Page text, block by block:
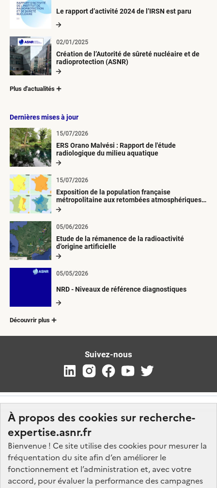
À propos des cookies sur recherche-
expertise.asnr.fr
Bienvenue ! Ce site utilise des cookies pour mesurer la
fréquentation du site afin d’en améliorer le
fonctionnement et l’administration et, avec votre
accord, pour évaluer la performance des campagnes
Le rapport d’activité 2024 de l’IRSN est paru
Création de l’Autorité de sûreté nucléaire et de
radioprotection (ASNR)
02/01/2025
Plus d'actualités
Dernières mises à jour
ERS Orano Malvési : Rapport de l'étude
radiologique du milieu aquatique
15/07/2026
Exposition de la population française
métropolitaine aux retombées atmosphériques
radioactives depuis 1945
15/07/2026
Etude de la rémanence de la radioactivité
d’origine artificielle
05/06/2026
NRD - Niveaux de référence diagnostiques
05/05/2026
Découvrir plus
Suivez-nous
Nos marchés
Nos offres d'emploi